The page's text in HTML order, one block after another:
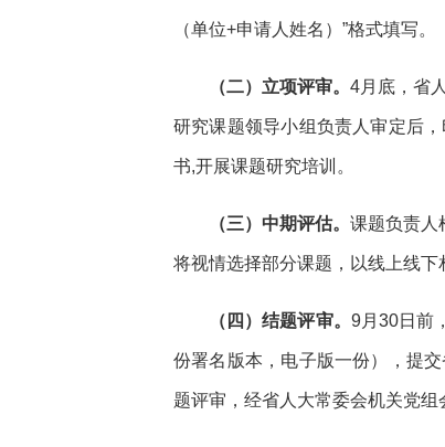
（单位+申请人姓名）”格式填写。
（二）立项评审。4月底，省
研究课题领导小组负责人审定后
书,开展课题研究培训。
（三）中期评估。课题负责人
将视情选择部分课题，以线上线下
（四）结题评审。 9月30日前
份署名版本，电子版一份），提
题评审，经省人大常委会机关党组